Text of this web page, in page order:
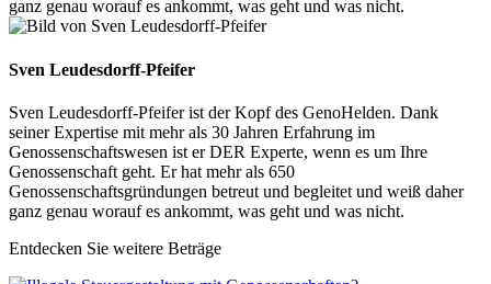
ganz genau worauf es ankommt, was geht und was nicht.
Sven Leudesdorff-Pfeifer
Sven Leudesdorff-Pfeifer ist der Kopf des GenoHelden. Dank
seiner Expertise mit mehr als 30 Jahren Erfahrung im
Genossenschaftswesen ist er DER Experte, wenn es um Ihre
Genossenschaft geht. Er hat mehr als 650
Genossenschaftsgründungen betreut und begleitet und weiß daher
ganz genau worauf es ankommt, was geht und was nicht.
Entdecken Sie weitere Beträge